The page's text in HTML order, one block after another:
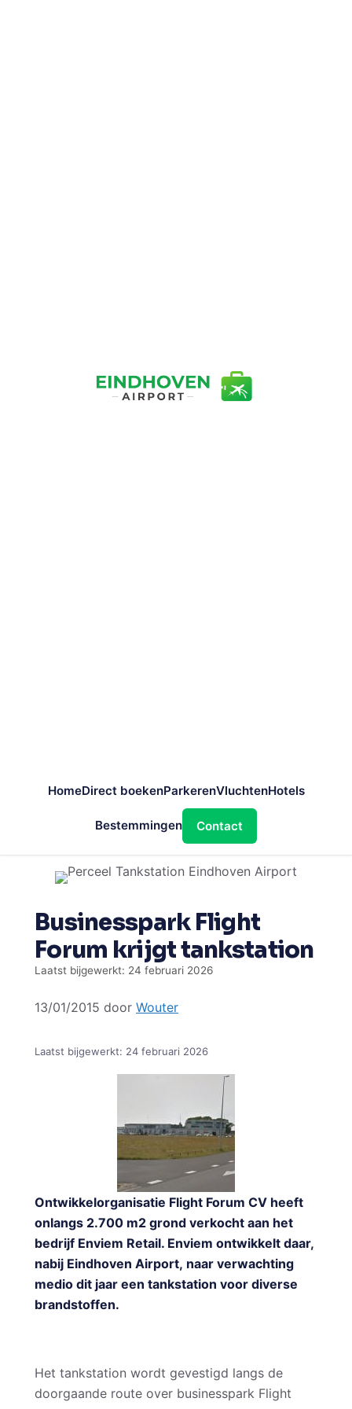
HomeDirect boekenParkerenVluchtenHotels
Bestemmingen Contact
inhoudBusinesspark Flight
Forum krijgt tankstation
Laatst bijgewerkt: 24 februari 2026
13/01/2015 door Wouter
Laatst bijgewerkt: 24 februari 2026
Ontwikkelorganisatie Flight Forum CV heeft
onlangs 2.700 m2 grond verkocht aan het
bedrijf Enviem Retail. Enviem ontwikkelt daar,
nabij Eindhoven Airport, naar verwachting
medio dit jaar een tankstation voor diverse
brandstoffen.
Het tankstation wordt gevestigd langs de
doorgaande route over businesspark Flight